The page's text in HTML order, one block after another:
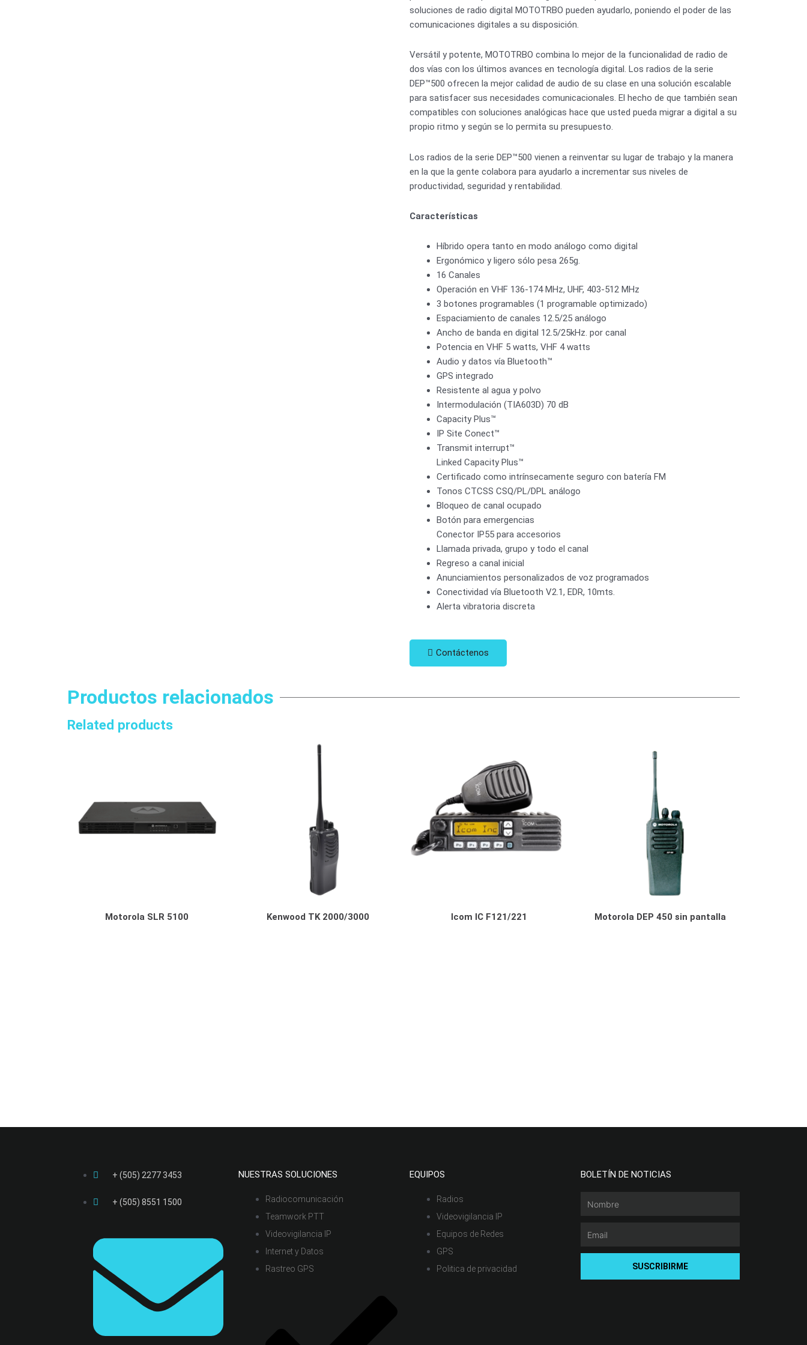
soluciones de radio digital MOTOTRBO pueden ayudarlo, poniendo el poder de las
comunicaciones digitales a su disposición.
Versátil y potente, MOTOTRBO combina lo mejor de la funcionalidad de radio de
dos vías con los últimos avances en tecnología digital. Los radios de la serie
DEP™500 ofrecen la mejor calidad de audio de su clase en una solución escalable
para satisfacer sus necesidades comunicacionales. El hecho de que también sean
compatibles con soluciones analógicas hace que usted pueda migrar a digital a su
propio ritmo y según se lo permita su presupuesto.
Los radios de la serie DEP™500 vienen a reinventar su lugar de trabajo y la manera
en la que la gente colabora para ayudarlo a incrementar sus niveles de
productividad, seguridad y rentabilidad.
Características
Híbrido opera tanto en modo análogo como digital
Ergonómico y ligero sólo pesa 265g.
16 Canales
Operación en VHF 136-174 MHz, UHF, 403-512 MHz
3 botones programables (1 programable optimizado)
Espaciamiento de canales 12.5/25 análogo
Ancho de banda en digital 12.5/25kHz. por canal
Potencia en VHF 5 watts, VHF 4 watts
Audio y datos vía Bluetooth™
GPS integrado
Resistente al agua y polvo
Intermodulación (TIA603D) 70 dB
Capacity Plus™
IP Site Conect™
Transmit interrupt™
Linked Capacity Plus™
Certificado como intrínsecamente seguro con batería FM
Tonos CTCSS CSQ/PL/DPL análogo
Bloqueo de canal ocupado
Botón para emergencias
Conector IP55 para accesorios
Llamada privada, grupo y todo el canal
Regreso a canal inicial
Anunciamientos personalizados de voz programados
Conectividad vía Bluetooth V2.1, EDR, 10mts.
Alerta vibratoria discreta
Contáctenos
Productos relacionados
Related products
Motorola SLR 5100 Kenwood TK 2000/3000 Icom IC F121/221 Motorola DEP 450 sin pantalla
+ (505) 2277 3453​
+ (505) 8551 1500
NUESTRAS SOLUCIONES
Radiocomunicación
Teamwork PTT
Videovigilancia IP
Internet y Datos
Rastreo GPS
EQUIPOS
Radios
Videovigilancia IP
Equipos de Redes
GPS
Politica de privacidad
BOLETÍN DE NOTICIAS
SUSCRIBIRME